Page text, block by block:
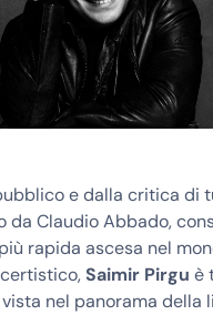
e dalla critica di
da Claudio Abbado,
rapida ascesa nel
Saimir Pirgu è
nel panorama della